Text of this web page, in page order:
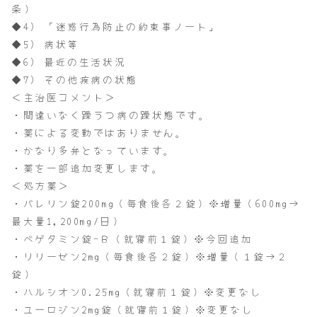
条）
◆4) 「迷惑行為防止の約束事ノート」
◆5) 病状等
◆6) 最近の生活状況
◆7) その他疾病の状態
＜主治医コメント＞
・間違いなく躁うつ病の躁状態です。
・薬による変動ではありません。
・かなり多弁となっています。
・薬を一部追加変更します。
＜処方薬＞
・バレリン錠200mg（毎食後各２錠）※増量（600mg→
最大量1,200mg/日）
・ベゲタミン錠-Ｂ（就寝前１錠）※今回追加
・リリーゼン2mg（毎食後各２錠）※増量（１錠→２
錠）
・ハルシオン0.25mg（就寝前１錠）※変更なし
・ユーロジン2mg錠（就寝前１錠）※変更なし